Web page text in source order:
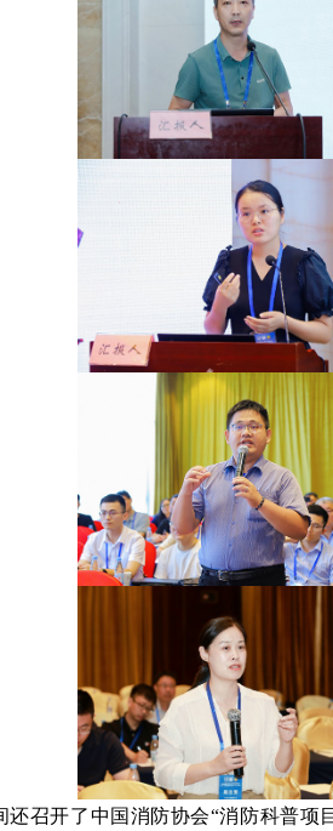
还召开了中国消防协会“消防科普